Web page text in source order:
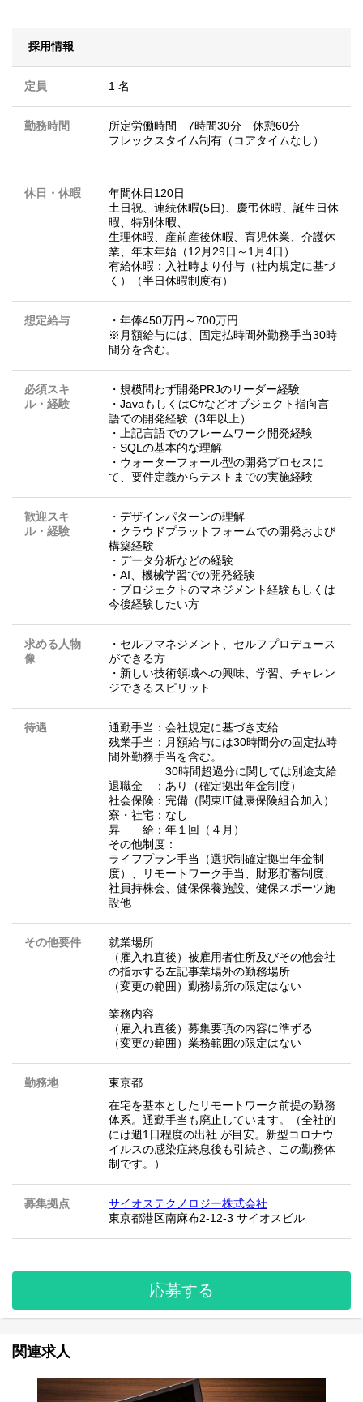
採用情報
定員 1 名
勤務時間
所定労働時間 7時間30分 休憩60分
フレックスタイム制有（コアタイムなし）
休日・休暇
年間休日120日
土日祝、連続休暇(5日)、慶弔休暇、誕生日休
暇、特別休暇、
生理休暇、産前産後休暇、育児休業、介護休
業、年末年始（12月29日～1月4日）
有給休暇：入社時より付与（社内規定に基づ
く）（半日休暇制度有）
想定給与
・年俸450万円～700万円
※月額給与には、固定払時間外勤務手当30時
間分を含む。
必須スキ
ル・経験
・規模問わず開発PRJのリーダー経験
・JavaもしくはC#などオブジェクト指向言
語での開発経験（3年以上）
・上記言語でのフレームワーク開発経験
・SQLの基本的な理解
・ウォーターフォール型の開発プロセスに
て、要件定義からテストまでの実施経験
歓迎スキ
ル・経験
・デザインパターンの理解
・クラウドプラットフォームでの開発および
構築経験
・データ分析などの経験
・AI、機械学習での開発経験
・プロジェクトのマネジメント経験もしくは
今後経験したい方
求める人物
像
・セルフマネジメント、セルフプロデュース
ができる方
・新しい技術領域への興味、学習、チャレン
ジできるスピリット
待遇
通勤手当：会社規定に基づき支給
残業手当：月額給与には30時間分の固定払時
間外勤務手当を含む。
30時間超過分に関しては別途支給
退職金 ：あり（確定拠出年金制度）
社会保険：完備（関東IT健康保険組合加入）
寮・社宅：なし
昇 給：年１回（４月）
その他制度：
ライフプラン手当（選択制確定拠出年金制
度）、リモートワーク手当、財形貯蓄制度、
社員持株会、健保保養施設、健保スポーツ施
設他
その他要件
就業場所
（雇入れ直後）被雇用者住所及びその他会社
の指示する左記事業場外の勤務場所
（変更の範囲）勤務場所の限定はない
業務内容
（雇入れ直後）募集要項の内容に準ずる
（変更の範囲）業務範囲の限定はない
勤務地
東京都
在宅を基本としたリモートワーク前提の勤務
体系。通勤手当も廃止しています。（全社的
には週1日程度の出社 が目安。新型コロナウ
イルスの感染症終息後も引続き、この勤務体
制です。）
募集拠点
サイオステクノロジー株式会社
東京都港区南麻布2-12-3 サイオスビル
応募する
関連求人